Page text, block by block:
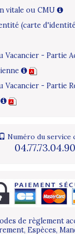
vitale ou CMU
(carte
Vacancier - Partie
Vacancier - Partie
Numéro du service
04.77.73.04.90
de règlement
Espèces,